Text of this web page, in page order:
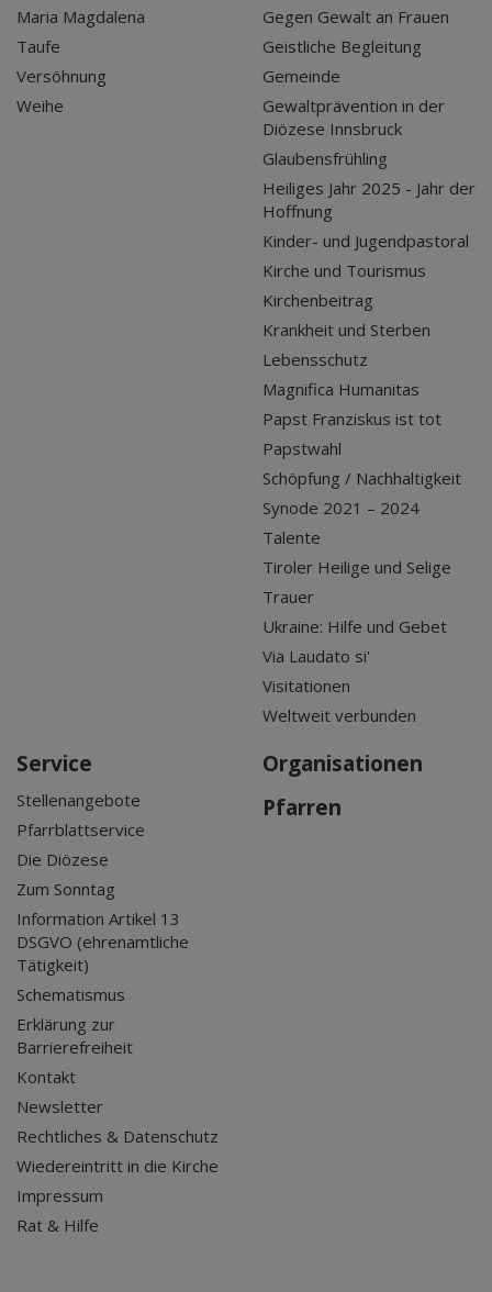
Maria Magdalena
Taufe
Versöhnung
Weihe
Gegen Gewalt an Frauen
Geistliche Begleitung
Gemeinde
Gewaltprävention in der
Diözese Innsbruck
Glaubensfrühling
Heiliges Jahr 2025 - Jahr der
Hoffnung
Kinder- und Jugendpastoral
Kirche und Tourismus
Kirchenbeitrag
Krankheit und Sterben
Lebensschutz
Magnifica Humanitas
Papst Franziskus ist tot
Papstwahl
Schöpfung / Nachhaltigkeit
Synode 2021 – 2024
Talente
Tiroler Heilige und Selige
Trauer
Ukraine: Hilfe und Gebet
Via Laudato si'
Visitationen
Weltweit verbunden
Service
Stellenangebote
Pfarrblattservice
Die Diözese
Zum Sonntag
Information Artikel 13
DSGVO (ehrenamtliche
Tätigkeit)
Schematismus
Erklärung zur
Barrierefreiheit
Kontakt
Newsletter
Rechtliches & Datenschutz
Wiedereintritt in die Kirche
Impressum
Rat & Hilfe
Organisationen
Pfarren